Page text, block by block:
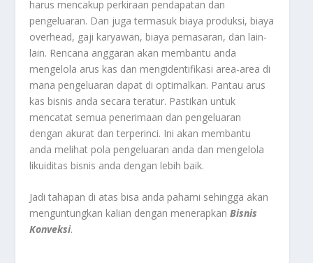
harus mencakup perkiraan pendapatan dan
pengeluaran. Dan juga termasuk biaya produksi, biaya
overhead, gaji karyawan, biaya pemasaran, dan lain-
lain. Rencana anggaran akan membantu anda
mengelola arus kas dan mengidentifikasi area-area di
mana pengeluaran dapat di optimalkan. Pantau arus
kas bisnis anda secara teratur. Pastikan untuk
mencatat semua penerimaan dan pengeluaran
dengan akurat dan terperinci. Ini akan membantu
anda melihat pola pengeluaran anda dan mengelola
likuiditas bisnis anda dengan lebih baik.
Jadi tahapan di atas bisa anda pahami sehingga akan
menguntungkan kalian dengan menerapkanBisnis
Konveksi.